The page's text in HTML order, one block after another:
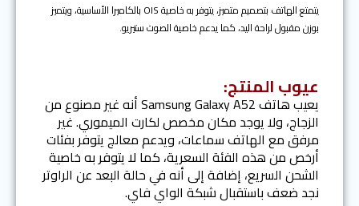
يتمتع الهاتف بتصميم متميز، يتوفر به خاصية OIS بالكاميرا الأساسية، ويتميز
بوزن مقبول لراحة اليد، كما يدعم خاصية الصوت ستيريو.
عيوب المنتج:
يعيب هاتف Samsung Galaxy A52 أنه غير مصنوع من
الزجاج، ولا يوجد مكان مخصص لكارت الميموري. غير
مرفق مع الهاتف سماعات، ويدعم معالج يتوفر بفئات
أرخص من هذه الفئة السعرية، كما لا يتوفر به خاصية
الشحن السريع، إضافة إلى أنه في حالة البعد عن الراوتر
نجد ضعف باستقبال شبكة الواي فاي.